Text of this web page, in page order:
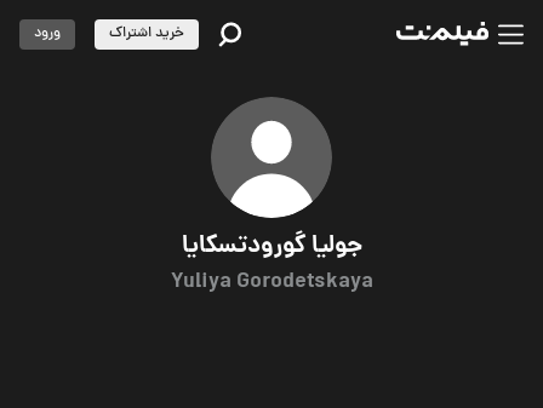
جولیا گورودتسکایا
Yuliya Gorodetskaya
خرید اشتراک ورود